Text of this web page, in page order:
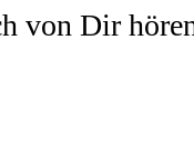
von Dir